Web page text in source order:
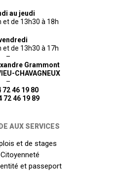
au jeudi
et de 13h30 à 18h
et de 13h30 à 17h
–
Grammont
CHAVAGNEUX
–
72 46 19 80
72 46 19 89
AUX SERVICES
et de stages
et passeport